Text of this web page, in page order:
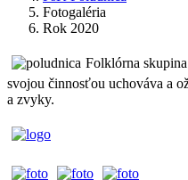
Fotogaléria
Rok 2020
Folklórna
svojou činnosťou uchováva a
a zvyky.